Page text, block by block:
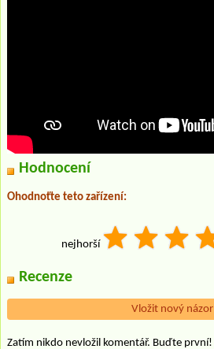
Hodnocení
Ohodnoťte teto zařízení:
nejhorší
Recenze
Vložit nový názor
Zatím nikdo nevložil komentář. Buďte první!